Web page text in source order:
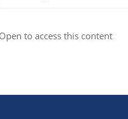
Open to access this content